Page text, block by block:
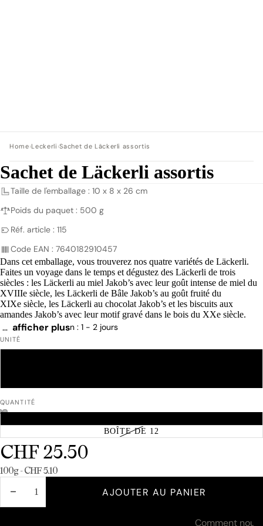
Home›Leckerli ›Sachet de Läckerli assortis
Sachet de Läckerli assortis
Taille de l'emballage : 10 x 8 x 26 cm
Poids du paquet : 500 g
Réf. article : 115
Code EAN : 7640182910457
Dans cet emballage, vous trouverez nos quatre variétés de Läckerli.
Faites un voyage dans le temps et dégustez des Läckerli de trois
siècles : les Läckerli au miel Jakob’s avec leur goût intense de miel du
XVIIIe siècle, les Läckerli de Bâle Jakob’s au goût fruité du
XIXe siècle, les Läckerli au chocolat Jakob’s et les biscuits aux
amandes Jakob’s avec leur motif gravé dans le bois du XXe siècle.
… afficher plus
Délai de livraison : 1 - 2 jours
UNITÉ
QUANTITÉ
BOÎTE DE 12
CHF 25.50
Prix unitaire
100g - CHF 5.10
DIMINUER
AUGMENTERAJOUTER AU PANIER
Comment